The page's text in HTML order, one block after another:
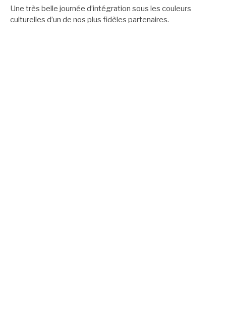
Une très belle journée d’intégration sous les couleurs
culturelles d’un de nos plus fidèles partenaires.